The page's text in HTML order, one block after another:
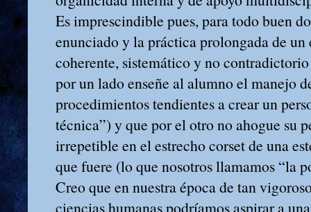
Es imprescindible pues, para todo buen
enunciado y la práctica prolongada de
coherente, sistemático y no contradictorio
por un lado enseñe al alumno el manejo
procedimientos tendientes a crear un
técnica”) y que por el otro no ahogue su
irrepetible en el estrecho corset de una
que fuere (lo que nosotros llamamos “la
Creo que en nuestra época de tan
ciencias humanas podríamos aspirar a